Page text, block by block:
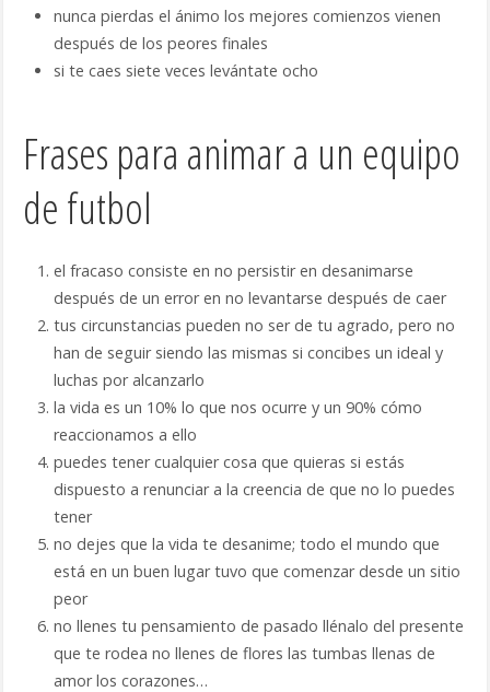
nunca pierdas el ánimo los mejores comienzos vienen
después de los peores finales
si te caes siete veces levántate ocho
Frases para animar a un equipo
de futbol
el fracaso consiste en no persistir en desanimarse
después de un error en no levantarse después de caer
tus circunstancias pueden no ser de tu agrado, pero no
han de seguir siendo las mismas si concibes un ideal y
luchas por alcanzarlo
la vida es un 10% lo que nos ocurre y un 90% cómo
reaccionamos a ello
puedes tener cualquier cosa que quieras si estás
dispuesto a renunciar a la creencia de que no lo puedes
tener
no dejes que la vida te desanime; todo el mundo que
está en un buen lugar tuvo que comenzar desde un sitio
peor
no llenes tu pensamiento de pasado llénalo del presente
que te rodea no llenes de flores las tumbas llenas de
amor los corazones…